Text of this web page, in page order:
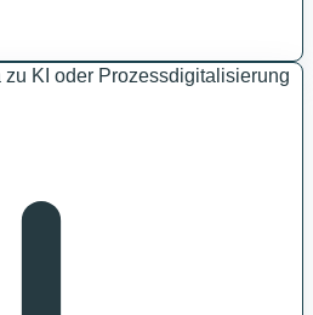
KI oder Prozessdigitalisierung